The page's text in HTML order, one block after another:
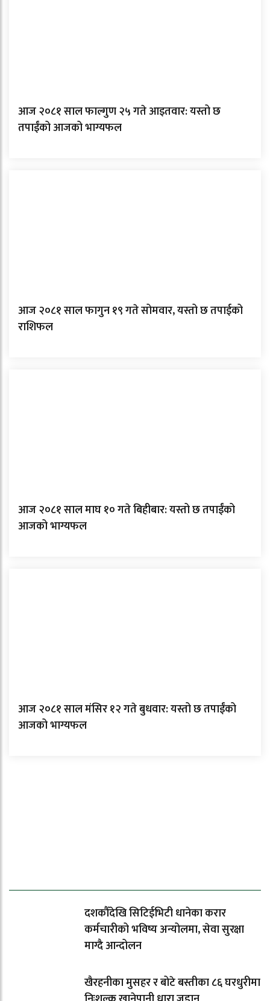
आज २०८१ साल फाल्गुण २५ गते आइतवार: यस्तो छ
तपाईंको आजको भाग्यफल
आज २०८१ साल फागुन १९ गते सोमवार, यस्तो छ तपाईको
राशिफल
आज २०८१ साल माघ १० गते बिहीबार: यस्तो छ तपाईंको
आजको भाग्यफल
आज २०८१ साल मंसिर १२ गते बुधवार: यस्तो छ तपाईंको
आजको भाग्यफल
दशकौँदेखि सिटिईभिटी धानेका करार
कर्मचारीको भविष्य अन्योलमा, सेवा सुरक्षा
माग्दै आन्दोलन
खैरहनीका मुसहर र बोटे बस्तीका ८६ घरधुरीमा